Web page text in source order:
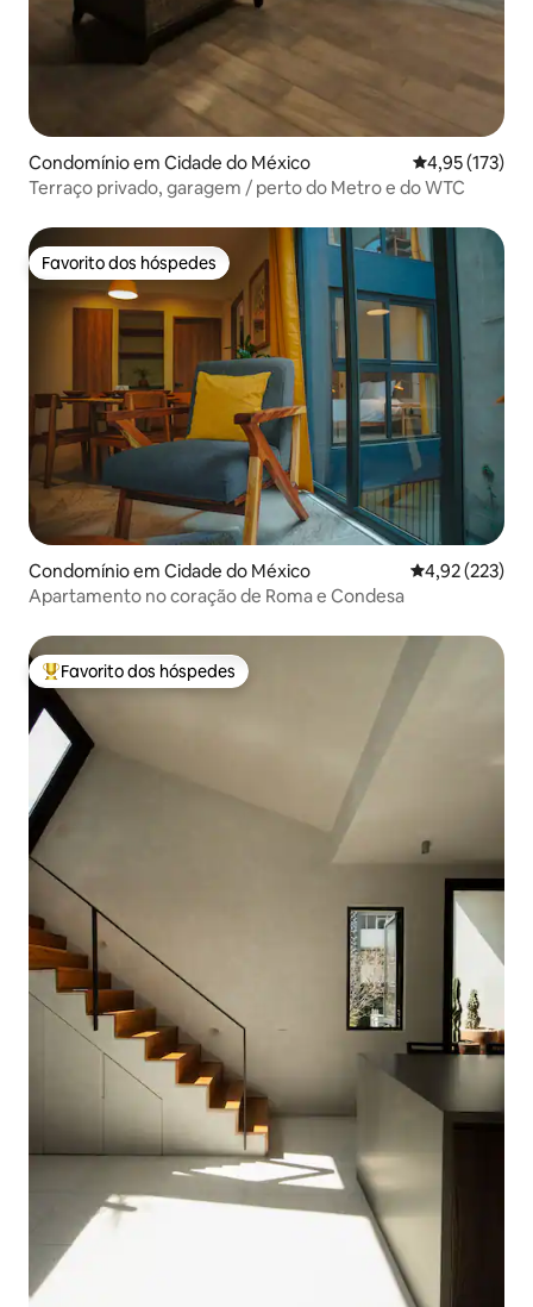
Condomínio em Cidade do México Classificação
4,95 (173)
Terraço privado, garagem / perto do Metro e do WTC
Favorito dos hóspedes
Favorito dos hóspedes
Condomínio em Cidade do México Classificação
4,92 (223)
Apartamento no coração de Roma e Condesa
Favoritos dos hóspedes mais apreciados
Favorito dos hóspedes